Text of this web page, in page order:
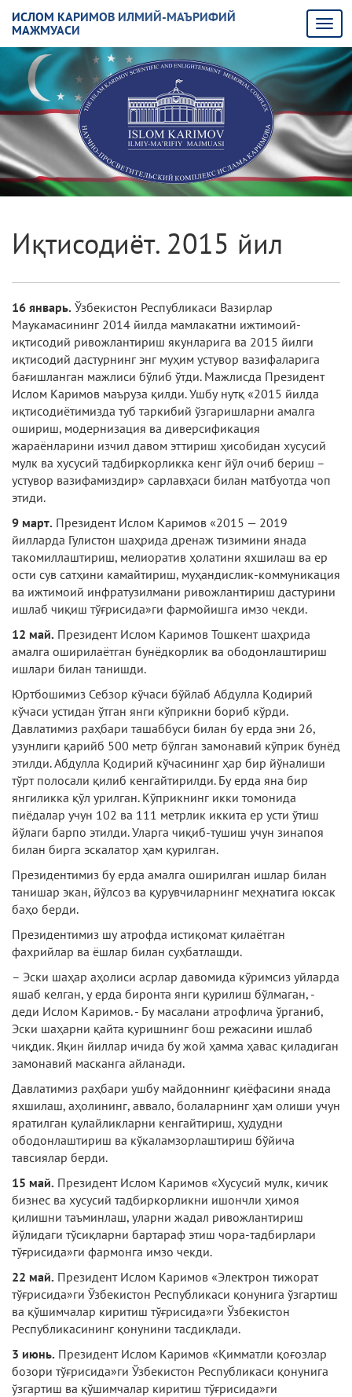
ИСЛОМ КАРИМОВ ИЛМИЙ-МАЪРИФИЙ
МАЖМУАСИ
Иқтисодиёт. 2015 йил
16 январь. Ўзбекистон Республикаси Вазирлар
Маукамасининг 2014 йилда мамлакатни ижтимоий-
иқтисодий ривожлантириш якунларига ва 2015 йилги
иқтисодий дастурнинг энг муҳим устувор вазифаларига
бағишланган мажлиси бўлиб ўтди. Мажлисда Пре­зидент
Ислом Каримов маъруза қилди. Ушбу нутқ «2015 йилда
иқтисодиётимизда туб таркибий ўзгаришларни амалга
ошириш, модер­низация ва диверсификация
жараёнларини изчил давом эттириш ҳисобидан хусусий
мулк ва хусусий тадбиркорликка кенг йўл очиб бериш –
устувор вазифамиздир» сарлавҳаси би­лан матбуотда чоп
этиди.
9 март. Президент Ислом Каримов «2015 — 2019
йилларда Гулистон шаҳрида дренаж тизимини янада
такомиллаштириш, мелиоратив ҳолатини яхшилаш ва ер
ости сув сатҳини камайтириш, муҳандислик-коммуникация
ва ижтимоий инфратузилмани ривожлантириш дастурини
ишлаб чиқиш тўғрисида»ги фармойишга имзо чекди.
12 май. Президент Ислом Каримов Тошкент шаҳрида
амалга оширилаётган бунёдкорлик ва ободонлаштириш
ишлари билан танишди.
Юртбошимиз Себзор кўчаси бўйлаб Абдул­ла Қодирий
кўчаси устидан ўтган янги кўприкни бориб кўрди.
Давлатимиз раҳбари ташаббуси билан бу ерда эни 26,
узунлиги қарийб 500 метр бўлган замонавий кўприк бунёд
этилди. Абдулла Қодирий кўчасининг ҳар бир йўналиши
тўрт полосали қилиб кенгайтирилди. Бу ерда яна бир
янгиликка қўл урилган. Кўприкнинг икки томонида
пиёдалар учун 102 ва 111 метрлик иккита ер усти ўтиш
йўлаги барпо этилди. Уларга чиқиб-тушиш учун зинапоя
билан бирга эскалатор ҳам қурилган.
Президентимиз бу ерда амалга оширилган ишлар билан
танишар экан, йўлсоз ва қурувчиларнинг меҳнатига юксак
баҳо берди.
Президентимиз шу атрофда истиқомат қилаётган
фахрийлар ва ёшлар билан суҳбатлашди.
– Эски шаҳар аҳолиси асрлар давомида кўримсиз уйларда
яшаб келган, у ерда биронта янги қурилиш бўлмаган, -
деди Ислом Каримов. - Бу масалани атрофлича ўрганиб,
Эски шаҳарни қайта қуришнинг бош режа­сини ишлаб
чиқдик. Яқин йиллар ичида бу жой ҳамма ҳавас қиладиган
замонавий масканга айланади.
Давлатимиз раҳбари ушбу майдоннинг қиёфасини янада
яхшилаш, аҳолининг, авва­ло, болаларнинг ҳам олиши учун
яратилган қулайликларни кенгайтириш, ҳудудни
ободонлаштириш ва кўкаламзорлаштириш бўйича
тавсиялар берди.
15 май. Президент Ислом Каримов «Хусусий мулк, кичик
бизнес ва хусусий тадбиркорликни ишончли ҳимоя
қилишни таъминлаш, уларни жадал ривожлантириш
йўлидаги тўсиқларни бартараф этиш чора-тадбирлари
тўғрисида»ги фармонга имзо чекди.
22 май. Президент Ислом Каримов «Элек­трон тижорат
тўғрисида»ги Ўзбекистон Республикаси қонунига ўзгартиш
ва қўшимчалар киритиш тўғрисида»ги Ўзбекистон
Республикасининг қонунини тасдиқлади.
3 июнь. Президент Ислом Каримов «Қимматли қоғозлар
бозори тўғрисида»ги Ўзбекистон Республикаси қонунига
ўзгартиш ва қўшимчалар киритиш тўғрисида»ги